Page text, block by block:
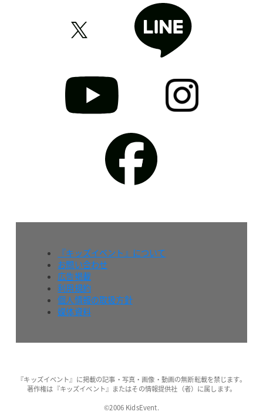
『キッズイベント』について
お問い合わせ
広告掲載
利用規約
個人情報の取扱方針
媒体資料
『キッズイベント』に掲載の記事・写真・画像・動画の無断転載を禁じます。
著作権は『キッズイベント』またはその情報提供社（者）に属します。
©2006 KidsEvent.